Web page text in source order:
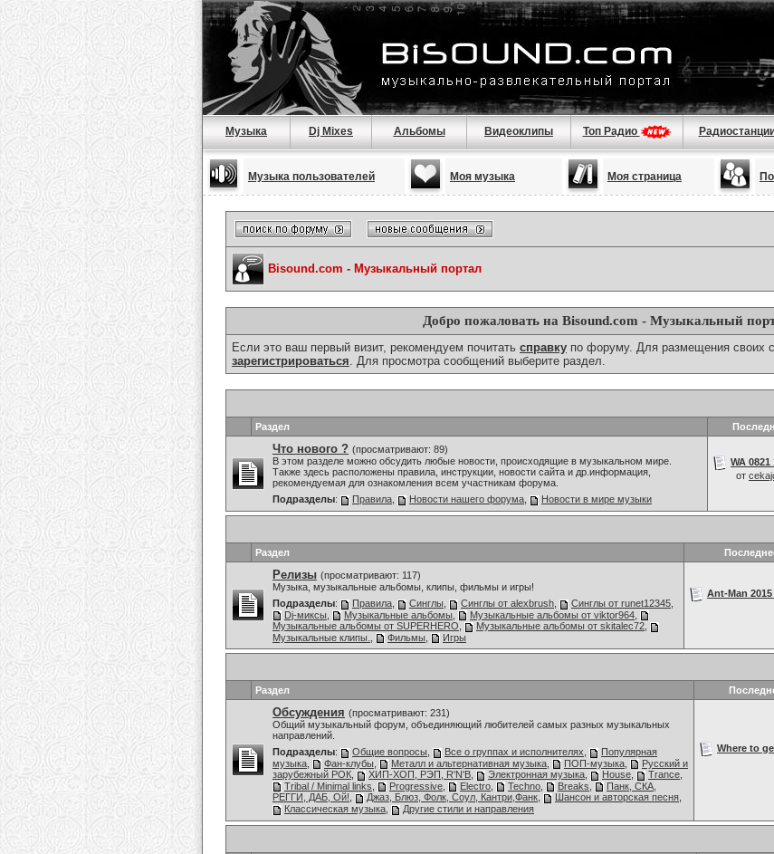
Музыка Dj Mixes Альбомы Видеоклипы Топ Радио
Музыка пользователей Моя музыка Моя страница
Bisound.com - Музыкальный портал
Добро пожаловать на Bisound.com - Музыкальный
Если это ваш первый визит, рекомендуем почитать справку по форуму. Для размещения своих
зарегистрироваться. Для просмотра сообщений выберите раздел.
Раздел
Что нового ? (просматривают: 89)
В этом разделе можно обсудить любые новости, происходящие в музыкальном мире.
Также здесь расположены правила, инструкции, новости сайта и др.информация,
рекомендуемая для ознакомления всем участникам форума.
Подразделы: Правила Новости нашего форума Новости в мире музыки
WA 0821
от
Раздел
Релизы (просматривают: 117)
Музыка, музыкальные альбомы, клипы, фильмы и игры!
Подразделы: Правила Синглы Синглы от alexbrush Синглы от runet12345
Dj-миксы
Музыкальные альбомы Музыкальные альбомы от viktor964
Музыкальные альбомы от SUPERHERO
Музыкальные альбомы от skitalec72
Музыкальные клипы.
Фильмы Игры
Ant-Man
Раздел
Обсуждения (просматривают: 231)
Общий музыкальный форум, объединяющий любителей самых разных музыкальных
направлений.
Подразделы: Общие вопросы Все о группах и исполнителях
Популярная
музыка
Фан-клубы Металл и альтернативная музыка ПОП-музыка
Русский и
зарубежный РОК
ХИП-ХОП, РЭП, R'N'B Электронная музыка House Trance
Tribal / Minimal links
Progressive Electro Techno Breaks
Панк, СКА,
РЕГГИ, ДАБ, Ой!
Джаз, Блюз, Фолк, Соул, Кантри,Фанк Шансон и авторская песня
Классическая музыка
Другие стили и направления
Where to